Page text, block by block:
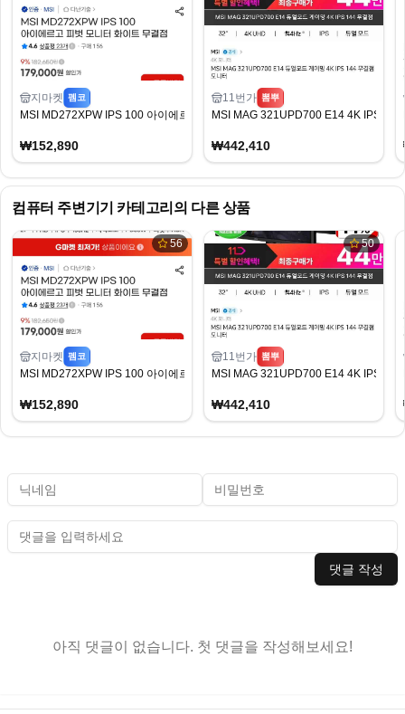
지마켓 펨코
MSI MD272XPW IPS 100 아이에르고 피벗 모니터 화이트 무결점 모니터
₩152,890
11번가 뽐뿌
MSI MAG 321UPD700 E14 4K IPS 무
₩442,410
컴퓨터 주변기기 카테고리의 다른 상품
56
지마켓 펨코
MSI MD272XPW IPS 100 아이에르고 피벗 모니터 화이트 무결점 모니터
₩152,890
50
11번가 뽐뿌
MSI MAG 321UPD700 E14 4K IPS 무
₩442,410
댓글 작성
아직 댓글이 없습니다. 첫 댓글을 작성해보세요!